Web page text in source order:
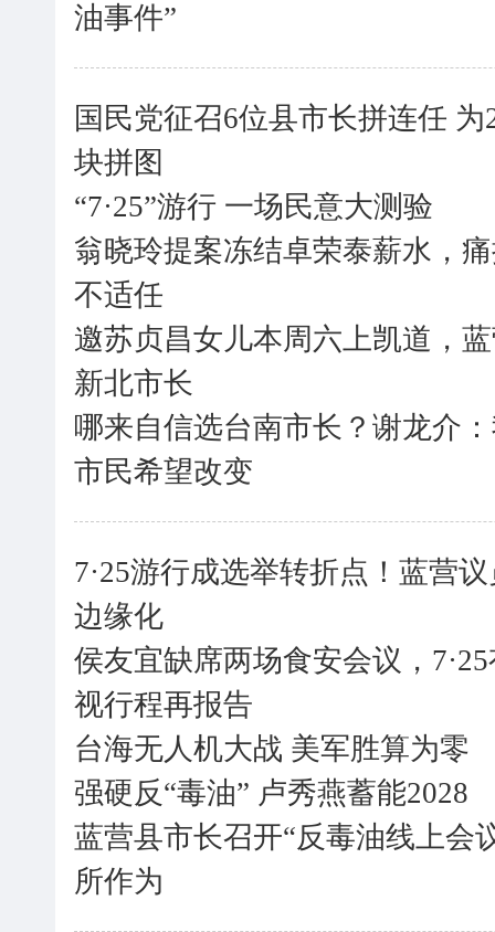
油事件”
国民党征召6位县市长拼连任
块拼图
“7·25”游行 一场民意大测验
翁晓玲提案冻结卓荣泰薪水，
不适任
邀苏贞昌女儿本周六上凯道，
新北市长
哪来自信选台南市长？谢龙介
市民希望改变
7·25游行成选举转折点！蓝营
边缘化
侯友宜缺席两场食安会议，
视行程再报告
台海无人机大战 美军胜算为零
强硬反“毒油” 卢秀燕蓄能2028
蓝营县市长召开“反毒油线上会
所作为